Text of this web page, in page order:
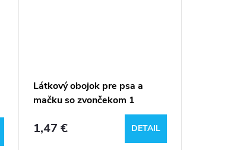
Látkový obojok pre psa a
mačku so zvončekom 1
1,47 € DETAIL